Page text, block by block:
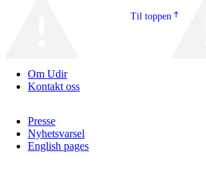
Til toppen
Om Udir
Kontakt oss
Presse
Nyhetsvarsel
English pages